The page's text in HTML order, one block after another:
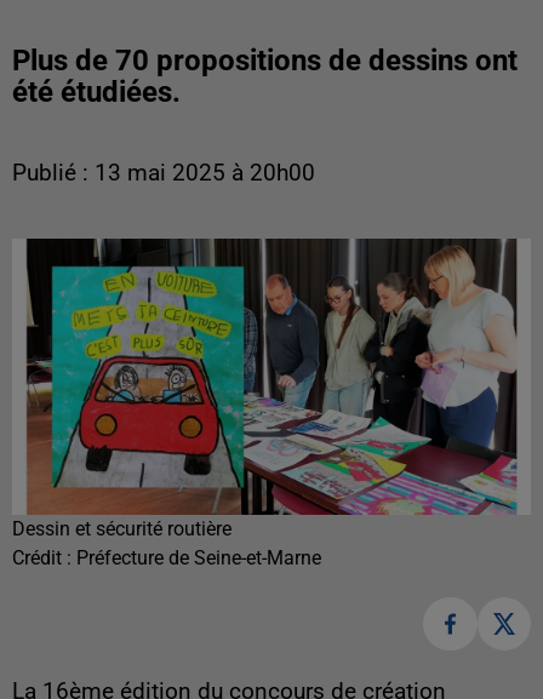
Plus de 70 propositions de dessins ont
été étudiées.
Publié : 13 mai 2025 à 20h00
Dessin et sécurité routière
Crédit : Préfecture de Seine-et-Marne
La 16ème édition du concours de création